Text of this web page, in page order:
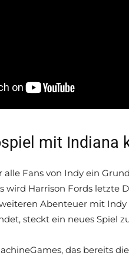
mit Indiana
alle Fans von Indy ein
wird Harrison Fords letzte
Abenteuer mit
steckt ein neues Spiel
das bereits